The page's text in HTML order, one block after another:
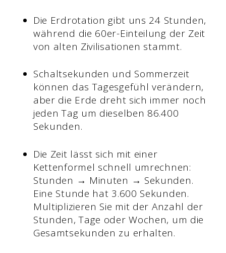
Die Erdrotation gibt uns 24 Stunden,
während die 60er-Einteilung der Zeit
von alten Zivilisationen stammt.
Schaltsekunden und Sommerzeit
können das Tagesgefühl verändern,
aber die Erde dreht sich immer noch
jeden Tag um dieselben 86.400
Sekunden.
Die Zeit lässt sich mit einer
Kettenformel schnell umrechnen:
Stunden → Minuten → Sekunden.
Eine Stunde hat 3.600 Sekunden.
Multiplizieren Sie mit der Anzahl der
Stunden, Tage oder Wochen, um die
Gesamtsekunden zu erhalten.